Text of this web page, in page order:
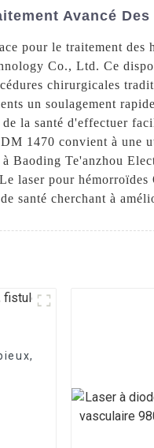
Avancé
pour le traitement
Co., Ltd. Ce
chirurgicales
un soulagement
la santé d'effectuer
1470 convient à
Baoding Te'anzhou
laser pour
santé cherchant à